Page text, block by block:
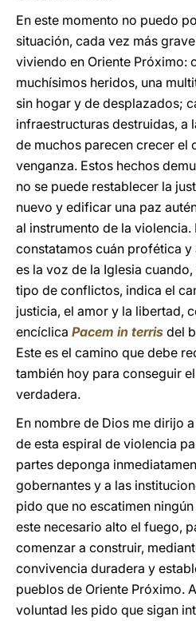
En este momento no puedo
situación, cada vez más
viviendo en Oriente Próximo:
muchísimos heridos, una
sin hogar y de desplazados;
infraestructuras destruidas, a
de muchos parecen crecer el
venganza. Estos hechos
no se puede restablecer la
nuevo y edificar una paz
al instrumento de la violencia.
constatamos cuán profética
es la voz de la Iglesia
tipo de conflictos, indica el
justicia, el amor y la libertad,
encíclica Pacem in terris del
Este es el camino que debe
también hoy para conseguir
verdadera.
En nombre de Dios me dirijo
de esta espiral de violencia
partes deponga
gobernantes y a las
pido que no escatimen
este necesario alto el fuego,
comenzar a construir,
convivencia duradera y
pueblos de Oriente Próximo.
voluntad les pido que sigan